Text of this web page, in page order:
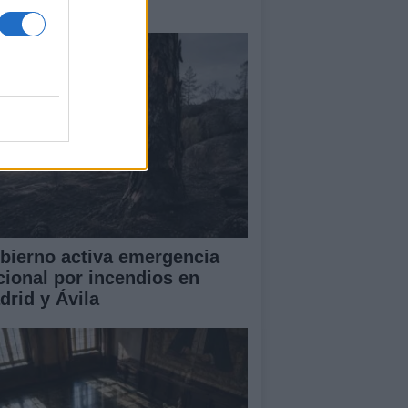
activa emergencia
por incendios en
y Ávila